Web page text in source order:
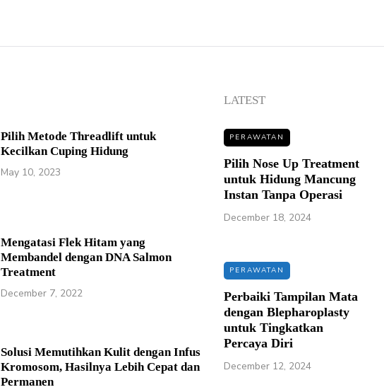
Pilih Metode Threadlift untuk
Kecilkan Cuping Hidung
May 10, 2023
Mengatasi Flek Hitam yang
Membandel dengan DNA Salmon
Treatment
December 7, 2022
Solusi Memutihkan Kulit dengan Infus
Kromosom, Hasilnya Lebih Cepat dan
Permanen
LATEST
PERAWATAN
Pilih Nose Up Treatment
untuk Hidung Mancung
Instan Tanpa Operasi
December 18, 2024
PERAWATAN
Perbaiki Tampilan Mata
dengan Blepharoplasty
untuk Tingkatkan
Percaya Diri
December 12, 2024